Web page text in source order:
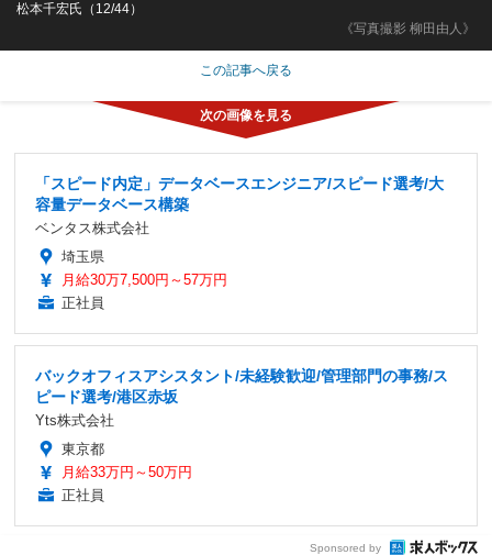
《写真撮影 柳田由人》
松本千宏氏（12/44）
この記事へ戻る
「スピード内定」データベースエンジニア/スピード選考/大
容量データベース構築
ベンタス株式会社
埼玉県
月給30万7,500円～57万円
正社員
バックオフィスアシスタント/未経験歓迎/管理部門の事務/ス
ピード選考/港区赤坂
Yts株式会社
東京都
月給33万円～50万円
正社員
Sponsored by